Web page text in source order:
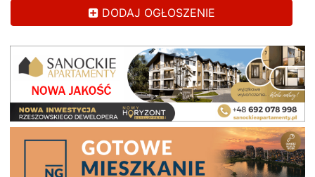
DODAJ OGŁOSZENIE